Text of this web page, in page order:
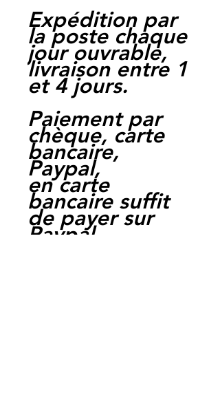
Expédition par
la poste chaque
jour ouvrable,
livraison entre 1
et 4 jours.
Paiement par
chèque, carte
bancaire,
Paypal,
en carte
bancaire suffit
de payer sur
Paypal.